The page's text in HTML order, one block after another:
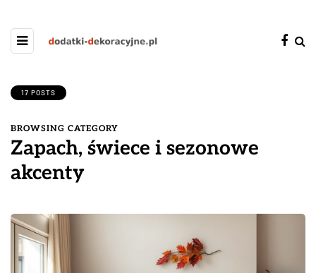
17 POSTS
BROWSING CATEGORY
Zapach, świece i sezonowe
akcenty